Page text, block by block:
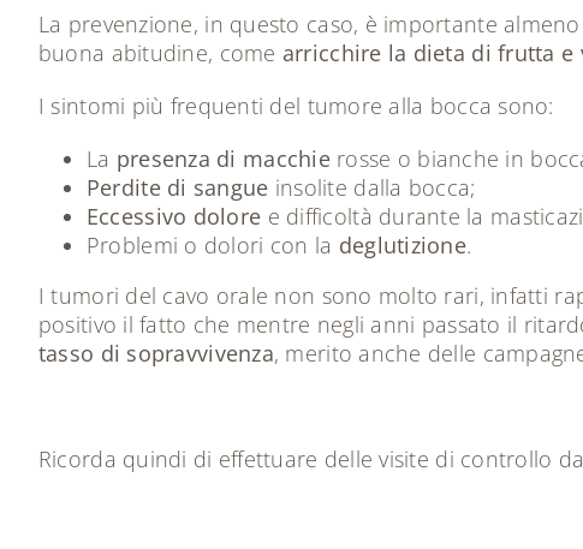
La prevenzione, in questo caso, è importante
buona abitudine, come arricchire la dieta di frutta e
I sintomi più frequenti del tumore alla bocca sono:
La presenza di macchierosse o bianche in
Perdite di sangue insolite dalla bocca;
Eccessivo dolore e difficoltà durante la
Problemi o dolori con la deglutizione.
I tumori del cavo orale non sono molto rari, infatti
positivo il fatto che mentre negli anni passato il
tasso di sopravvivenza, merito anche delle
Ricorda quindi di effettuare delle visite di controllo